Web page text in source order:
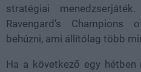
stratégiai
Ravengard's
behúzni, ami állítólag több
Ha a következő egy